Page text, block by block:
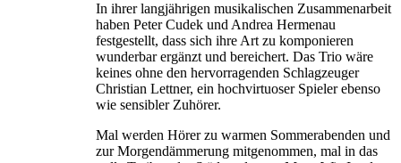
In ihrer langjährigen musikalischen Zusammenarbeit
haben Peter Cudek und Andrea Hermenau
festgestellt, dass sich ihre Art zu komponieren
wunderbar ergänzt und bereichert. Das Trio wäre
keines ohne den hervorragenden Schlagzeuger
Christian Lettner, ein hochvirtuoser Spieler ebenso
wie sensibler Zuhörer.
Mal werden Hörer zu warmen Sommerabenden und
zur Morgendämmerung mitgenommen, mal in das